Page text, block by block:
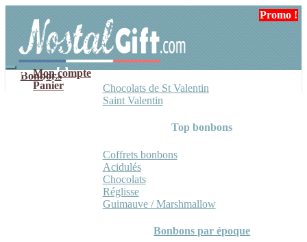
navigation
contenu
Mon compte
Panier
Bonbons
Chocolats de St Valentin
Saint Valentin
Top bonbons
Coffrets bonbons
Acidulés
Chocolats
Réglisse
Guimauve / Marshmallow
Bonbons par époque
Promo !
Promo !
Promo !